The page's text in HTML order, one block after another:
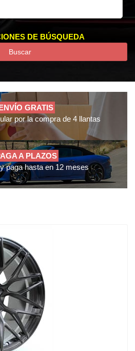
DE BÚSQUEDA
Buscar
GRATIS
por la compra de 4 llantas
A PLAZOS
paga hasta en 12 meses